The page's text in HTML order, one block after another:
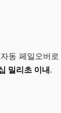
동 페일오버
밀리초 이내.